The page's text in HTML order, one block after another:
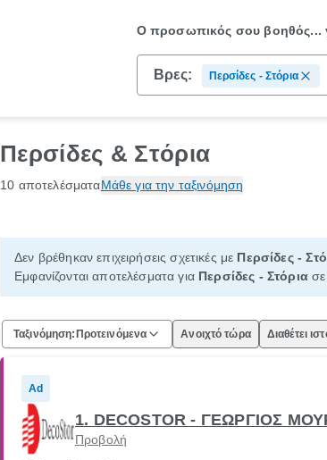
Ο προσωπικός σου βοηθός...
Βρες: Περσίδες - Στόρια
Περσίδες & Στόρια
10 αποτελέσματαΜάθε για την ταξινόμηση
Δεν βρέθηκαν επιχειρήσεις σχετικές με Περσίδες -
Εμφανίζονται αποτελέσματα για Περσίδες - Στόρια σε
Ταξινόμηση: Προτεινόμενα Ανοιχτό τώρα Διαθέτει
Ad
1. DECOSTOR - ΓΕΩΡΓΙΟΣ
Προβολή